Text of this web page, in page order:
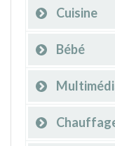
Cuisine
Bébé